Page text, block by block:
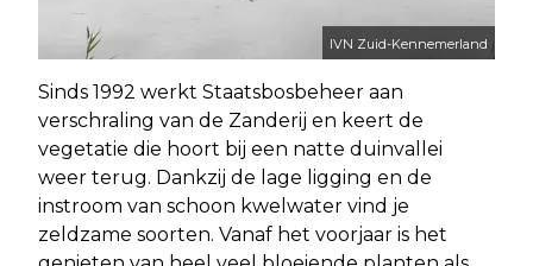
IVN Zuid-Kennemerland
Sinds 1992 werkt Staatsbosbeheer aan
verschraling van de Zanderij en keert de
vegetatie die hoort bij een natte duinvallei
weer terug. Dankzij de lage ligging en de
instroom van schoon kwelwater vind je
zeldzame soorten. Vanaf het voorjaar is het